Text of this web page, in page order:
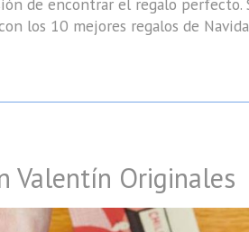
los 10 mejores regalos de
Valentín Originales